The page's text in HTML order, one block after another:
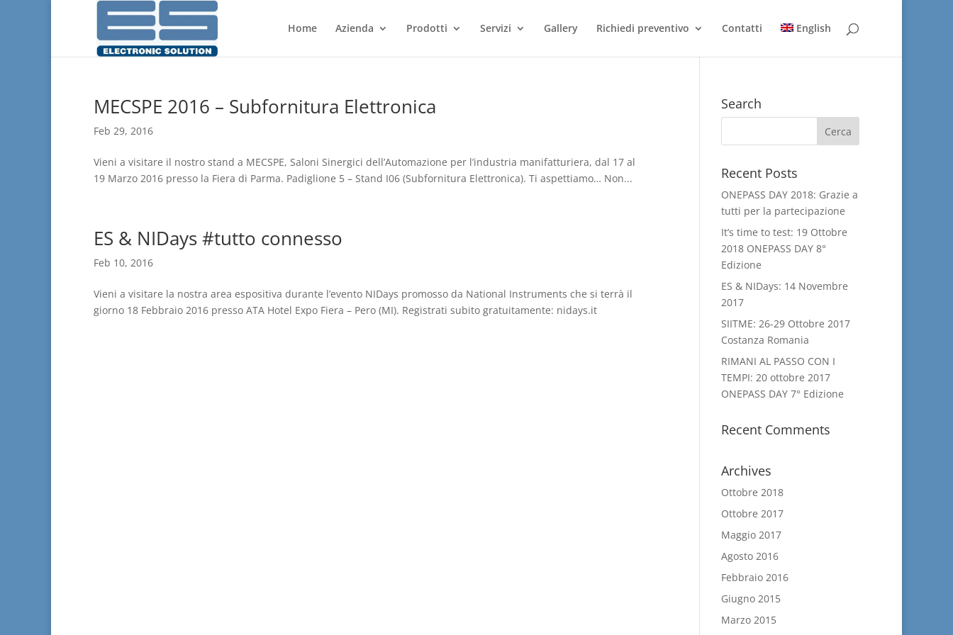
Home Azienda Prodotti Servizi Gallery Richiedi preventivo Contatti English
MECSPE 2016 – Subfornitura Elettronica
Feb 29, 2016
Vieni a visitare il nostro stand a MECSPE, Saloni Sinergici dell’Automazione per l’industria manifatturiera, dal 17 al
19 Marzo 2016 presso la Fiera di Parma. Padiglione 5 – Stand I06 (Subfornitura Elettronica). Ti aspettiamo… Non...
ES & NIDays #tutto connesso
Feb 10, 2016
Vieni a visitare la nostra area espositiva durante l’evento NIDays promosso da National Instruments che si terrà il
giorno 18 Febbraio 2016 presso ATA Hotel Expo Fiera – Pero (MI). Registrati subito gratuitamente: nidays.it
Search
Recent Posts
ONEPASS DAY 2018: Grazie a
tutti per la partecipazione
It’s time to test: 19 Ottobre
2018 ONEPASS DAY 8°
Edizione
ES & NIDays: 14 Novembre
2017
SIITME: 26-29 Ottobre 2017
Costanza Romania
RIMANI AL PASSO CON I
TEMPI: 20 ottobre 2017
ONEPASS DAY 7° Edizione
Recent Comments
Archives
Ottobre 2018
Ottobre 2017
Maggio 2017
Agosto 2016
Febbraio 2016
Giugno 2015
Marzo 2015